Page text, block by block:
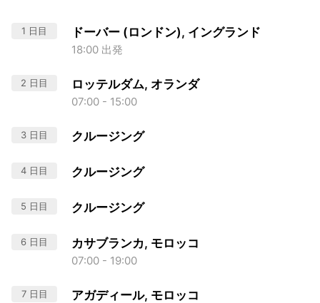
1 日目 ドーバー (ロンドン), イングランド
18:00 出発
2 日目 ロッテルダム, オランダ
07:00 - 15:00
3 日目 クルージング
4 日目 クルージング
5 日目 クルージング
6 日目 カサブランカ, モロッコ
07:00 - 19:00
7 日目 アガディール, モロッコ